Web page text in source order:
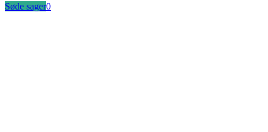
Søde sager0